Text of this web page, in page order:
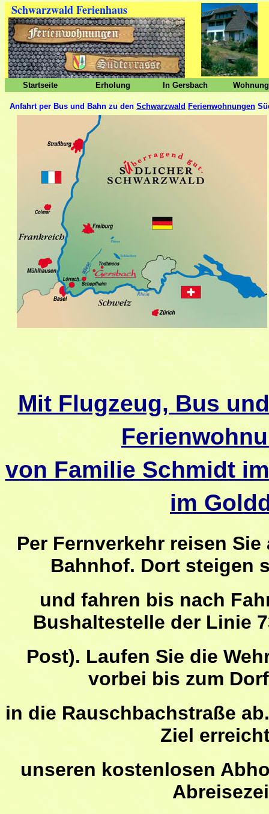
Schwarzwald Ferienhaus
Startseite Erholung In Gersbach
Anfahrt per Bus und Bahn zu den Schwarzwald Ferienwohnungen
Mit Flugzeug, Bus
von Familie Schmidt
im
Per Fernverkehr reisen
Bahnhof. Dort steigen
und fahren bis nach
Bushaltestelle der Linie
Post). Laufen Sie die
vorbei bis zum
in die Rauschbachstraße
Ziel
unseren kostenlosen